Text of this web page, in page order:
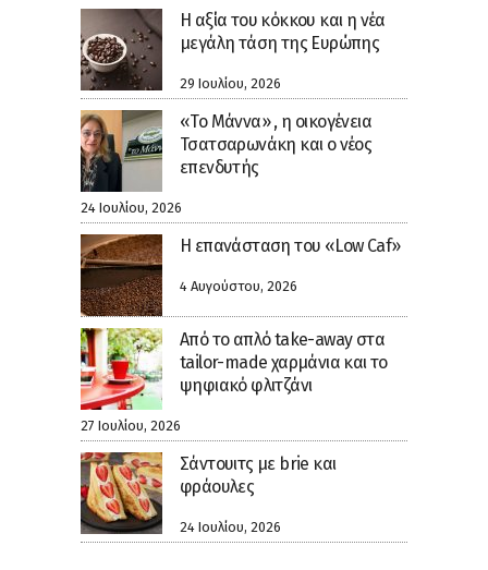
H αξία του κόκκου και η νέα
μεγάλη τάση της Ευρώπης
29 Ιουλίου, 2026
«Το Μάννα» , η οικογένεια
Τσατσαρωνάκη και ο νέος
επενδυτής
24 Ιουλίου, 2026
Η επανάσταση του «Low Caf»
4 Αυγούστου, 2026
Από το απλό take-away στα
tailor-made χαρμάνια και το
ψηφιακό φλιτζάνι
27 Ιουλίου, 2026
Σάντουιτς με brie και
φράουλες
24 Ιουλίου, 2026